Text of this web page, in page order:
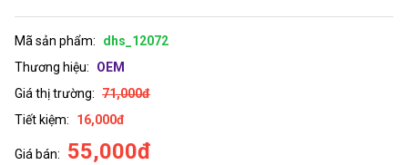
Mã sản phẩm:
dhs_12072
Thương hiệu:
OEM
Giá thị trường: 71,000đ
Tiết kiệm:
16,000đ
Giá bán: 55,000đ